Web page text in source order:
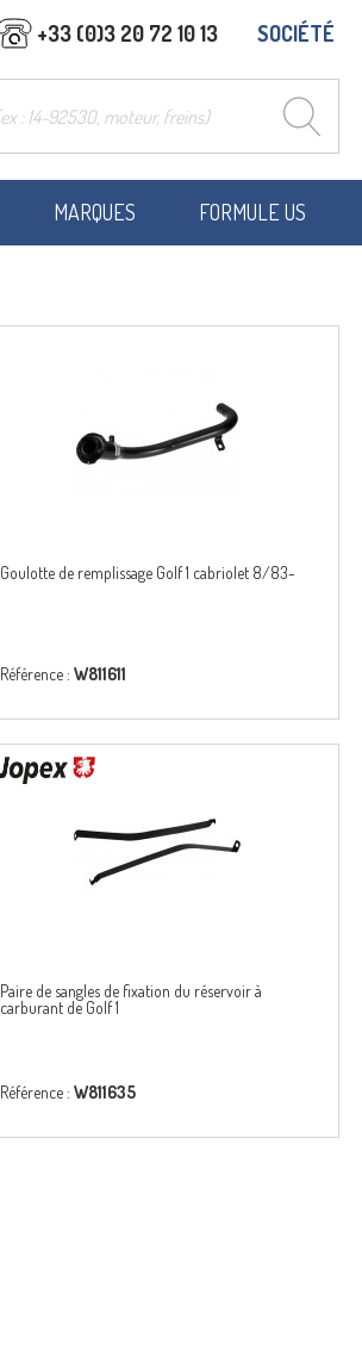
+33 (0)3 20 72 10 13 SOCIÉTÉ
MARQUES FORMULE US
Goulotte de remplissage Golf 1 cabriolet 8/83-
Référence : W811611
Paire de sangles de fixation du réservoir à
carburant de Golf 1
Référence : W811635